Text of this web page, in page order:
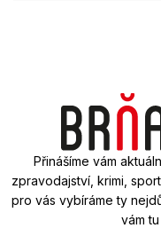
Přinášíme vám
zpravodajství, krimi,
pro vás vybíráme ty
vám